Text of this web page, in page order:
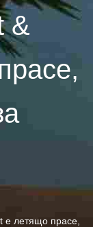
&
е летящо прасе,